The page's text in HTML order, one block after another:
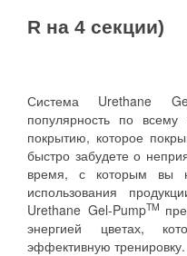
R на 4 секции)
Система Urethane
популярность по
покрытию, которое
быстро забудете о
время, с которым вы
использования
Urethane Gel-PumpTM
энергией цветах,
эффективную тренировку.